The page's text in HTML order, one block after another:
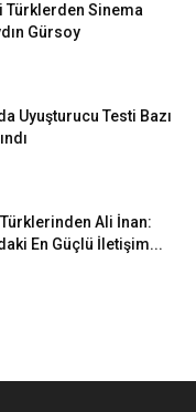
Türklerden Sinema
Gürsoy
Uyuşturucu Testi Bazı
Ali İnan:
En Güçlü İletişim...